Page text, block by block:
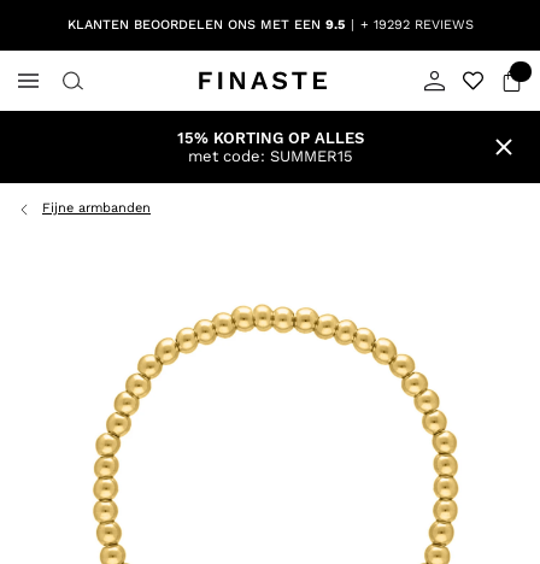
KLANTEN BEOORDELEN ONS MET EEN 9.5 + 19292 REVIEWS
15% KORTING OP ALLES
met code: SUMMER15
Fijne armbanden